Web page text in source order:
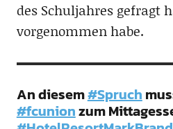
des Schuljahres gefragt
vorgenommen habe.
An diesem#Spruch
#fcunionzum